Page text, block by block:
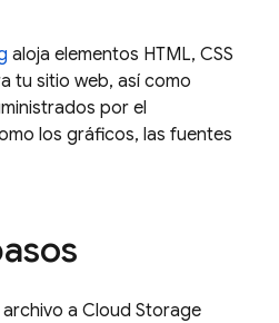
aloja elementos HTML, CSS
tu sitio web, así como
por el
los gráficos, las fuentes
a Cloud Storage